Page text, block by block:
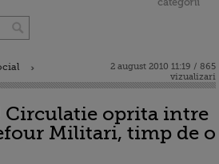
2 august 2010 11:19 / 865
vizualizari
Circulatie oprita intre
Militari, timp de o